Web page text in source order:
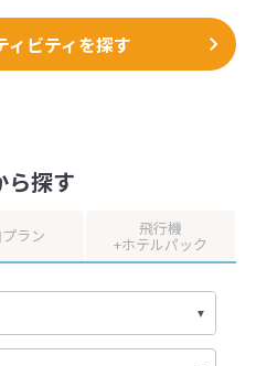
店で
返却も
気軽に利
城公園な
ます
った体験
情ある街並みを
す。手ぶらで来
ションでホテル
夏祭りやイベン
記念に、いつも
【所要時間】
当日6時間以上
ィビティを探す
ら探す
ラン 飛行機
+ホテルパック